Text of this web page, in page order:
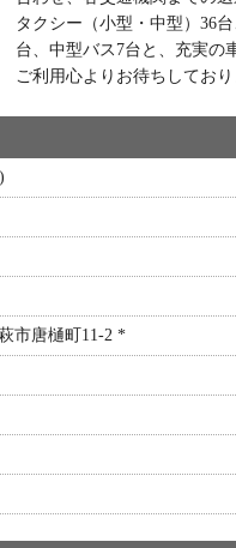
タクシー（小型・中型）36
台、中型バス7台と、充実の
ご利用心よりお待ちしており
市唐樋町11-2 *